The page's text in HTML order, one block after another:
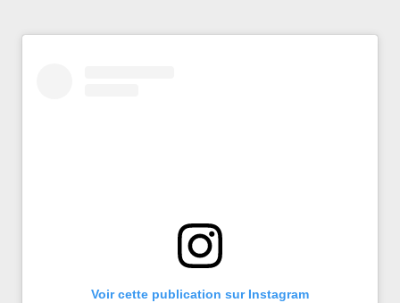
Voir cette publication sur Instagram